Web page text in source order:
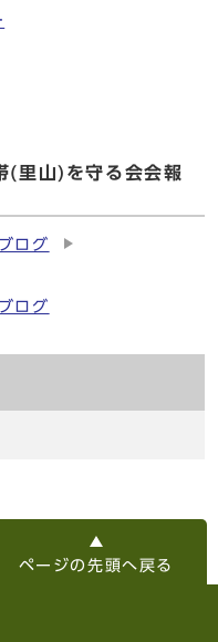
(里山)を守る会会報
ログ
ログ
ページの先頭へ戻る